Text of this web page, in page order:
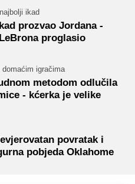
ikad
prozvao Jordana -
proglasio
igračima
metodom odlučila
- kćerka je velike
povratak i
pobjeda Oklahome